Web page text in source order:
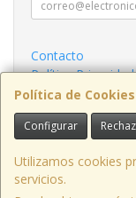
Política de
Configurar
Utilizamos cookies
servicios.
Contacto
Política Privacidad
Condiciones de
Contacto